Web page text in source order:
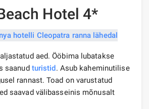
Hotel 4*
aed. Ööbima lubatakse
saanud turistid. Asub kaheminutilise
rannast. Toad on varustatud
saavad välibasseinis mõnusalt